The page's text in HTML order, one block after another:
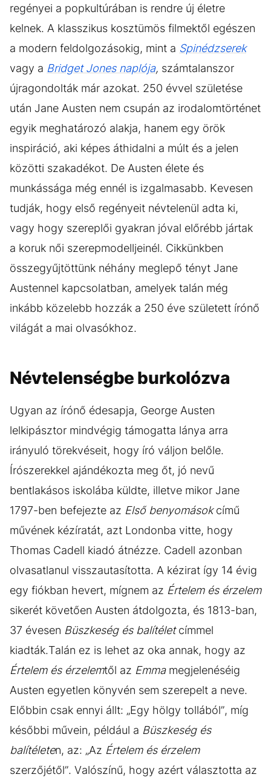
regényei a popkultúrában is rendre új életre
kelnek. A klasszikus kosztümös filmektől egészen
a modern feldolgozásokig, mint a Spinédzserek
vagy a Bridget Jones naplója, számtalanszor
újragondolták már azokat. 250 évvel születése
után Jane Austen nem csupán az irodalomtörténet
egyik meghatározó alakja, hanem egy örök
inspiráció, aki képes áthidalni a múlt és a jelen
közötti szakadékot. De Austen élete és
munkássága még ennél is izgalmasabb. Kevesen
tudják, hogy első regényeit névtelenül adta ki,
vagy hogy szereplői gyakran jóval előrébb jártak
a koruk női szerepmodelljeinél. Cikkünkben
összegyűjtöttünk néhány meglepő tényt Jane
Austennel kapcsolatban, amelyek talán még
inkább közelebb hozzák a 250 éve született írónő
világát a mai olvasókhoz.
Névtelenségbe burkolózva
Ugyan az írónő édesapja, George Austen
lelkipásztor mindvégig támogatta lánya arra
irányuló törekvéseit, hogy író váljon belőle.
Írószerekkel ajándékozta meg őt, jó nevű
bentlakásos iskolába küldte, illetve mikor Jane
1797-ben befejezte az Első benyomásokcímű
művének kézíratát, azt Londonba vitte, hogy
Thomas Cadell kiadó átnézze. Cadell azonban
olvasatlanul visszautasította. A kézirat így 14 évig
egy fiókban hevert, mígnem az Értelem és érzelem
sikerét követően Austen átdolgozta, és 1813-ban,
37 évesen Büszkeség és balítéletcímmel
kiadták.Talán ez is lehet az oka annak, hogy az
Értelem és érzelemtől az Emmamegjelenéséig
Austen egyetlen könyvén sem szerepelt a neve.
Előbbin csak ennyi állt: „Egy hölgy tollából”, míg
későbbi művein, például a Büszkeség és
balítéleten, az: „Az Értelem és érzelem
szerzőjétől”. Valószínű, hogy azért választotta az